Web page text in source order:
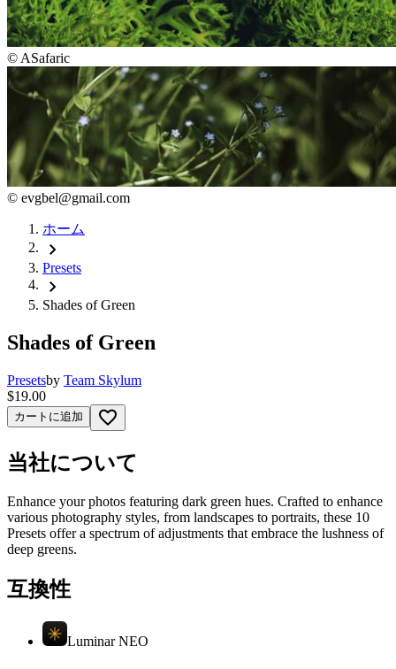
© ASafaric
© evgbel@gmail.com
ホーム
chevron_right
Presets
chevron_right
Shades of Green
Shades of Green
Presetsby Team Skylum
$19.00
カートに追加 favorite_border
当社について
Enhance your photos featuring dark green hues. Crafted to enhance
various photography styles, from landscapes to portraits, these 10
Presets offer a spectrum of adjustments that embrace the lushness of
deep greens.
互換性
Luminar NEO